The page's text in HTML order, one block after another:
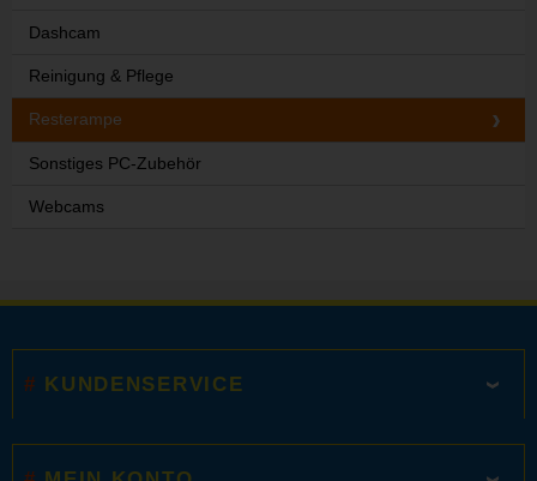
Dashcam
Reinigung & Pflege
Resterampe
Sonstiges PC-Zubehör
Webcams
KUNDENSERVICE